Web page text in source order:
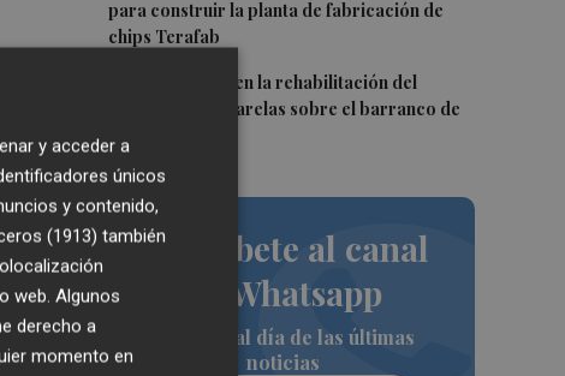
para construir la planta de fabricación de
chips Terafab
L'Eliana avanza en la rehabilitación del
puente y las pasarelas sobre el barranco de
Suscríbete al canal
de Whatsapp
Siempre al día de las últimas
noticias
y acceder a
únicos
y contenido,
(1913) también
web. Algunos
derecho a
momento en